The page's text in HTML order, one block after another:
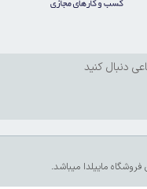
دنبال کنید
ماییلدا میباشد.